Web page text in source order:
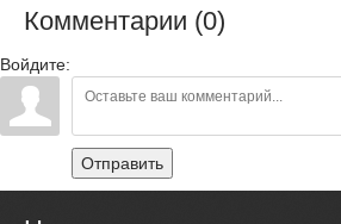
Комментарии (0)
Войдите:
Отправить